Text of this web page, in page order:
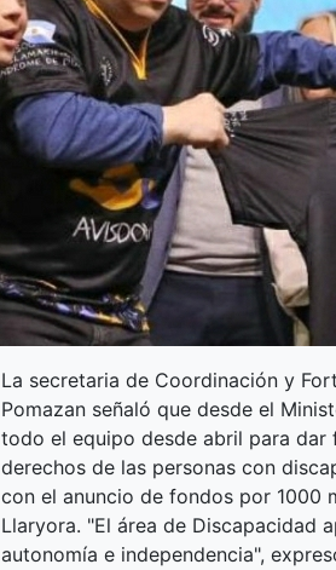
La secretaria de Coordinación y
Pomazan señaló que desde el
todo el equipo desde abril para dar
derechos de las personas con
con el anuncio de fondos por 1000
Llaryora. "El área de Discapacidad
autonomía e independencia",